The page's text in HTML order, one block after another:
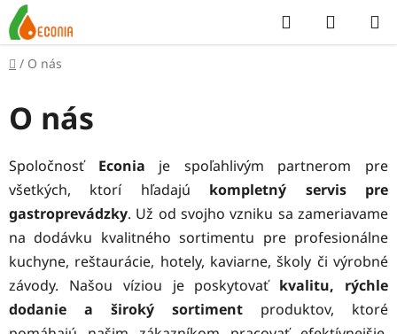
Prejsť
na
obsah
Hľadať
KOŠÍK
Domov
/ O nás
O nás
Spoločnosť Econia je spoľahlivým partnerom pre
všetkých, ktorí hľadajú kompletný servis pre
gastroprevádzky. Už od svojho vzniku sa zameriavame
na dodávku kvalitného sortimentu pre profesionálne
kuchyne, reštaurácie, hotely, kaviarne, školy či výrobné
závody. Našou víziou je poskytovať kvalitu, rýchle
dodanie a široký sortiment produktov, ktoré